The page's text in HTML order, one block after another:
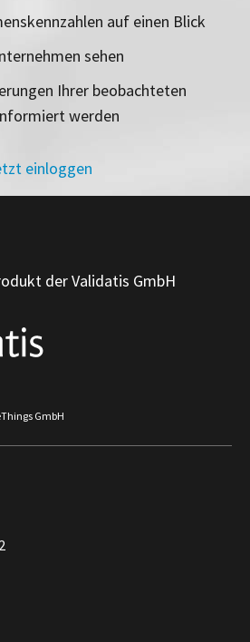
auf einen Blick
sehen
Ihrer beobachteten
werden
einloggen
der Validatis GmbH
GmbH